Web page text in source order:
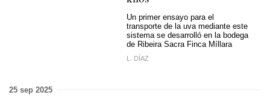
Un primer ensayo para el
transporte de la uva mediante este
sistema se desarrolló en la bodega
de Ribeira Sacra Finca Míllara
L. DÍAZ
25 sep 2025